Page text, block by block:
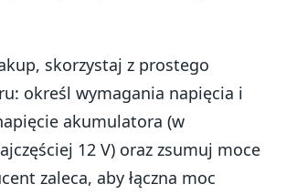
skorzystaj z prostego
określ wymagania napięcia i
akumulatora (w
12 V) oraz zsumuj moce
zaleca, aby łączna moc